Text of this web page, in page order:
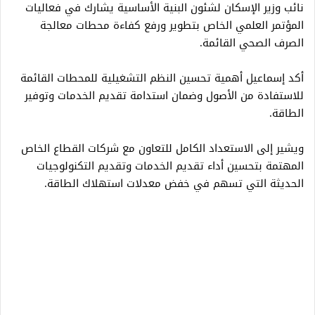
نائب وزير الإسكان لشئون البنية الأساسية يشارك في فعاليات
المؤتمر العلمي الخاص بتطوير ورفع كفاءة محطات معالجة
الصرف الصحي القائمة.
أكد إسماعيل أهمية تحسين النظم التشغيلية للمحطات القائمة
للاستفادة من الأصول وضمان استدامة تقديم الخدمات وتوفير
الطاقة.
ويشير إلى الاستعداد الكامل للتعاون مع شركات القطاع الخاص
المهتمة بتحسين أداء تقديم الخدمات وتقديم التكنولوجيات
الحديثة التي تسهم في خفض معدلات استهلاك الطاقة.